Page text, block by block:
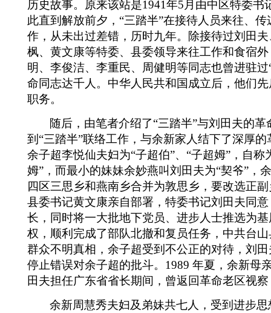
历史故事。原来该站是1941年5 月由中区特委书
此直到解放前夕，“三踏半”在接待人员来往、
作，从未出过差错 ，历时九年。除接待过刘田
枫、黄文康等特委、县委领导来往工作和食宿
明、李俊洁、李重民、周健明等同志也曾进驻
命同志达千人 。中华人民共和国成立后，他们
职务。
随后，由笔者介绍了“三踏半”与刘田夫的
到“三踏半”联络工作，与余新家人结下了深厚
余子超李悦仙夫妇为“子超伯”、“子超姆”，自
姆”，而最小的妹妹余妙燕叫刘田夫为“契爷”，
四区三思乡和燕南乡合并为敦思乡，要改选正
县委书记黄文康亲自部署，特委书记刘田夫同
长，同时将一大批地下党员、进步人士推选为
权，顺利完成了部队北撤和复员任务，中共台
群众不明真相，余子超受到不公正的对待，刘田
停止错误对余子超的批斗。 1989 年夏，余新母
田夫担任广东省省长期间，曾返回革命老区视
余新周慧秀夫妇及弟妹共七人，受到进步